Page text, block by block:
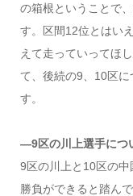
の箱根ということで
す。区間12位とはい
えて走っていってほ
て、後続の9、10区
す。
―9区の川上選手につ
9区の川上と10区の
勝負ができると踏ん